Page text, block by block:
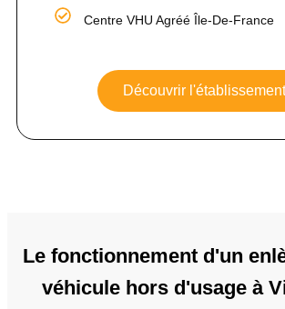
Centre VHU Agréé Île-De-France
Découvrir l'établissement
Le fonctionnement d'un
véhicule hors d'usage à